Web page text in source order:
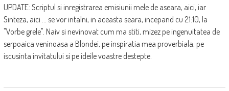
UPDATE: Scriptul si inregistrarea emisiunii mele de aseara, aici, iar
Sinteza, aici ... se vor intalni, in aceasta seara, incepand cu 21:10, la
"Vorbe grele". Naiv si nevinovat cum ma stiti, mizez pe ingenuitatea de
serpoaica veninoasa a Blondei, pe inspiratia mea proverbiala, pe
iscusinta invitatului si pe ideile voastre destepte.